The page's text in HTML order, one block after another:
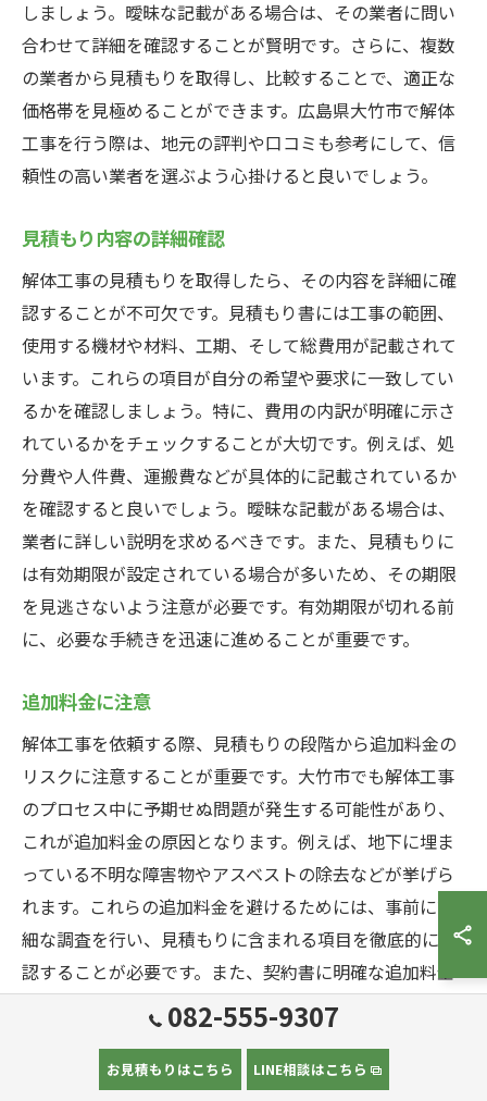
しましょう。曖昧な記載がある場合は、その業者に問い
合わせて詳細を確認することが賢明です。さらに、複数
の業者から見積もりを取得し、比較することで、適正な
価格帯を見極めることができます。広島県大竹市で解体
工事を行う際は、地元の評判や口コミも参考にして、信
頼性の高い業者を選ぶよう心掛けると良いでしょう。
見積もり内容の詳細確認
解体工事の見積もりを取得したら、その内容を詳細に確
認することが不可欠です。見積もり書には工事の範囲、
使用する機材や材料、工期、そして総費用が記載されて
います。これらの項目が自分の希望や要求に一致してい
るかを確認しましょう。特に、費用の内訳が明確に示さ
れているかをチェックすることが大切です。例えば、処
分費や人件費、運搬費などが具体的に記載されているか
を確認すると良いでしょう。曖昧な記載がある場合は、
業者に詳しい説明を求めるべきです。また、見積もりに
は有効期限が設定されている場合が多いため、その期限
を見逃さないよう注意が必要です。有効期限が切れる前
に、必要な手続きを迅速に進めることが重要です。
追加料金に注意
解体工事を依頼する際、見積もりの段階から追加料金の
リスクに注意することが重要です。大竹市でも解体工事
のプロセス中に予期せぬ問題が発生する可能性があり、
これが追加料金の原因となります。例えば、地下に埋ま
っている不明な障害物やアスベストの除去などが挙げら
れます。これらの追加料金を避けるためには、事前に詳
細な調査を行い、見積もりに含まれる項目を徹底的に確
認することが必要です。また、契約書に明確な追加料金
の条件や範囲を記載してもらうことで、予算管理がしや
追加料金のリスクを最小限に抑えるための重要なポイン
082-555-9307
お見積もりはこちら LINE相談はこちら